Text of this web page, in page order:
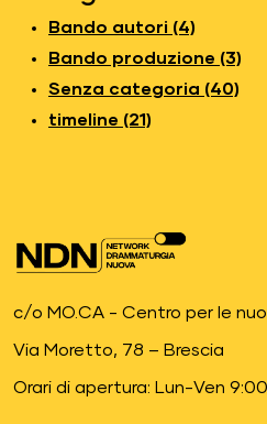
Bando autori (4)
Bando produzione (3)
Senza categoria (40)
timeline (21)
c/o MO.CA - Centro per le
Via Moretto, 78 – Brescia
Orari di apertura: Lun-Ven